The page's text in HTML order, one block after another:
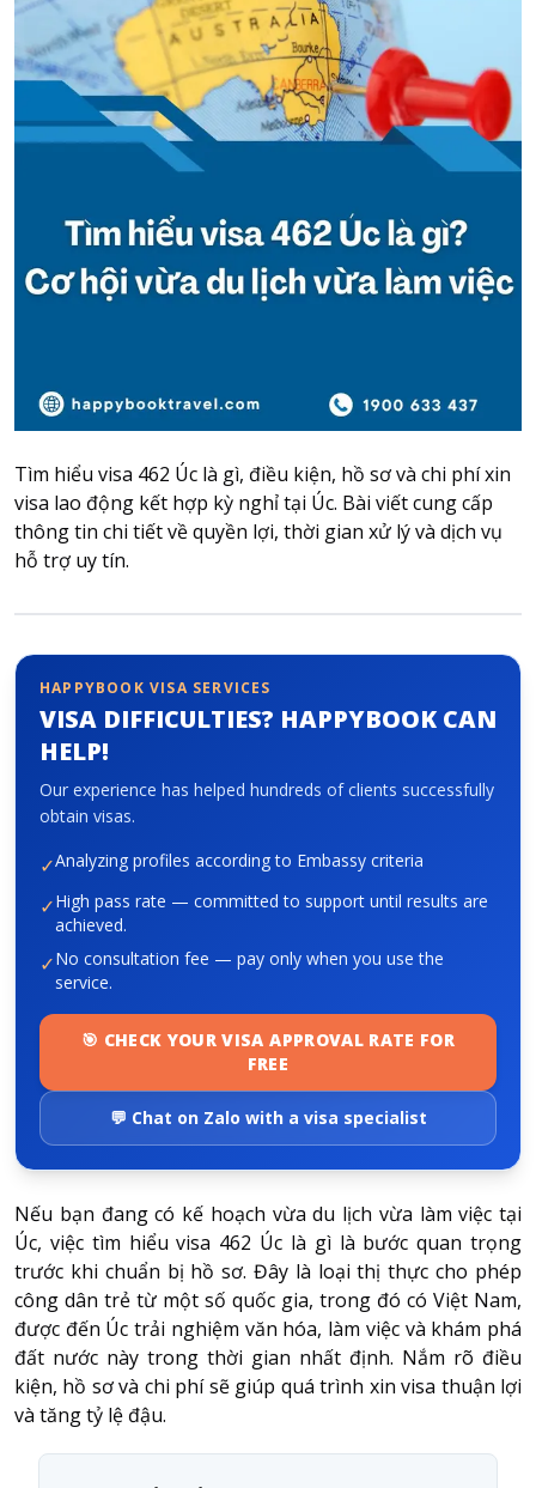
Travel SIM
Vietnam travel SIM
International travel SIM
International Tours
Yacht
Payment instructions
Instructions for booking tickets
Transfer information
Terms of Use
Privacy Policy
About HappyBook
News
Contact us
Tìm hiểu visa 462 Úc là gì, điều kiện, hồ sơ và chi phí xin
visa lao động kết hợp kỳ nghỉ tại Úc. Bài viết cung cấp
thông tin chi tiết về quyền lợi, thời gian xử lý và dịch vụ
hỗ trợ uy tín.
HAPPYBOOK VISA SERVICES
VISA DIFFICULTIES? HAPPYBOOK CAN
HELP!
Our experience has helped hundreds of clients successfully
obtain visas.
✓Analyzing profiles according to Embassy criteria
✓High pass rate — committed to support until results are
achieved.
✓No consultation fee — pay only when you use the
service.
🎯 CHECK YOUR VISA APPROVAL RATE FOR
FREE
💬 Chat on Zalo with a visa specialist
Nếu bạn đang có kế hoạch vừa du lịch vừa làm việc tại
Úc, việc tìm hiểuvisa 462 Úc là gìlà bước quan trọng
trước khi chuẩn bị hồ sơ. Đây là loại thị thực cho phép
công dân trẻ từ một số quốc gia, trong đó có Việt Nam,
được đến Úc trải nghiệm văn hóa, làm việc và khám phá
đất nước này trong thời gian nhất định. Nắm rõ điều
kiện, hồ sơ và chi phí sẽ giúp quá trình xin visa thuận lợi
và tăng tỷ lệ đậu.